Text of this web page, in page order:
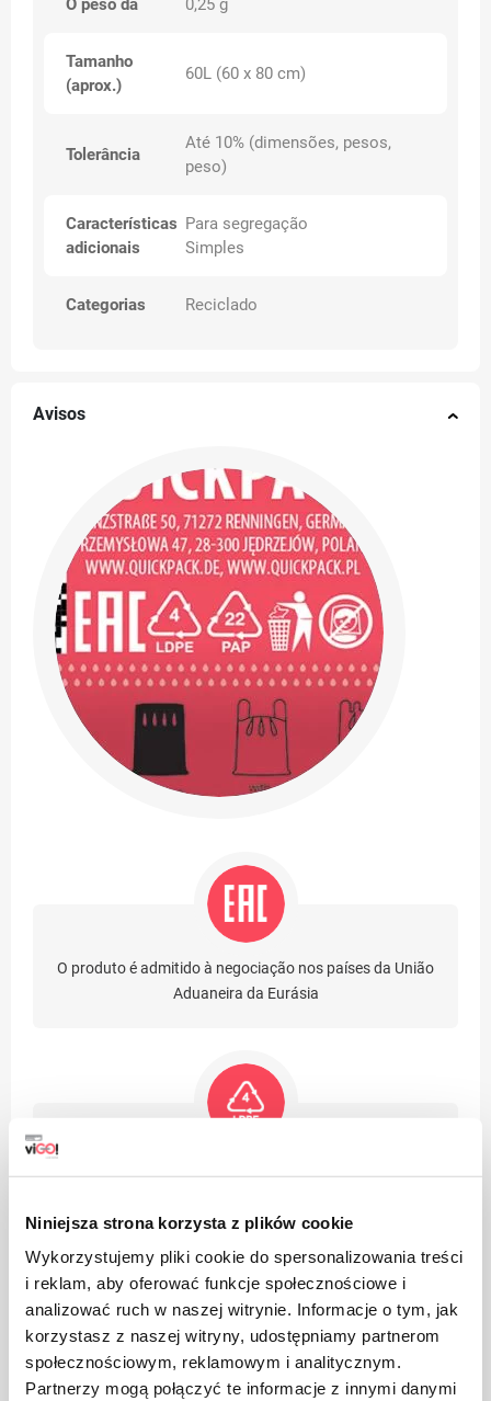
Niniejsza strona korzysta z plików cookie
Wykorzystujemy pliki cookie do spersonalizowania treści
i reklam, aby oferować funkcje społecznościowe i
analizować ruch w naszej witrynie. Informacje o tym, jak
korzystasz z naszej witryny, udostępniamy partnerom
społecznościowym, reklamowym i analitycznym.
Partnerzy mogą połączyć te informacje z innymi danymi
O peso da 0,25 g
Tamanho
(aprox.)
60L (60 x 80 cm)
Tolerância
Até 10% (dimensões, pesos,
peso)
Características
adicionais
Para segregação
Simples
Categorias Reciclado
Avisos
O produto é admitido à negociação nos países da União
Aduaneira da Eurásia
Embalagem de papel